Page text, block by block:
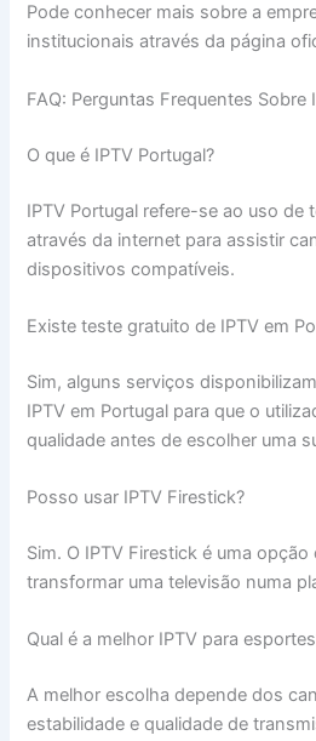
Pode conhecer mais sobre a
institucionais através da página
FAQ: Perguntas Frequentes Sobre
O que é IPTV Portugal?
IPTV Portugal refere-se ao uso de
através da internet para assistir
dispositivos compatíveis.
Existe teste gratuito de IPTV em
Sim, alguns serviços
IPTV em Portugal para que o
qualidade antes de escolher uma
Posso usar IPTV Firestick?
Sim. O IPTV Firestick é uma opção
transformar uma televisão numa
Qual é a melhor IPTV para
A melhor escolha depende dos
estabilidade e qualidade de